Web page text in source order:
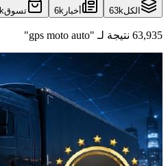
الكل63k أخبار 6k تسوق57k
63,935 نتيجة لـ "gps moto auto"